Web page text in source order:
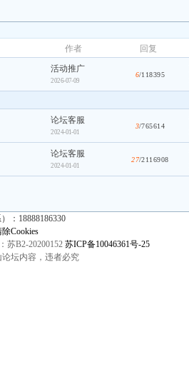
作者 回复
活动推广
2026-07-09
6/118395
论坛客服
2024-01-01
3/765614
论坛客服
2024-01-01
27/2116908
：18888186330
除Cookies
苏B2-20200152 苏ICP备10046361号-25
坛内容，违者必究